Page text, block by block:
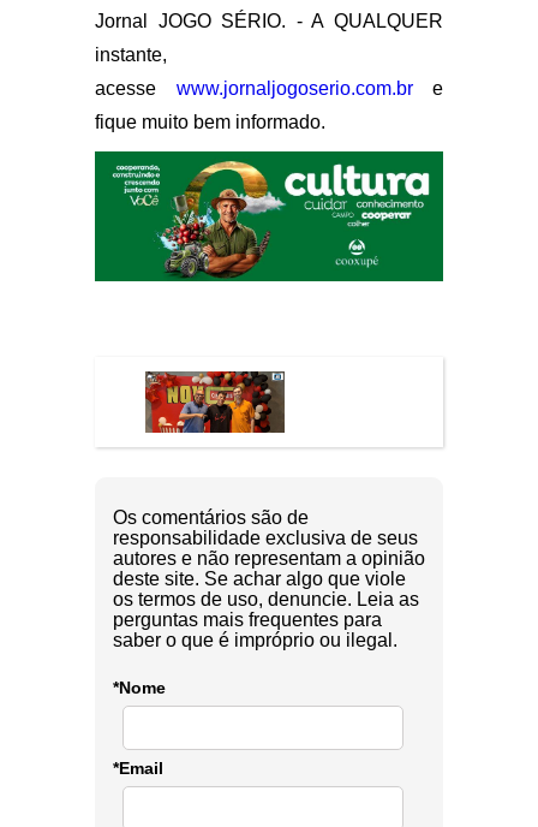
Jornal JOGO SÉRIO. - A QUALQUER
instante,
acesse www.jornaljogoserio.com.bre
fique muito bem informado.
Os comentários são de
responsabilidade exclusiva de seus
autores e não representam a opinião
deste site. Se achar algo que viole
os termos de uso, denuncie. Leia as
perguntas mais frequentes para
saber o que é impróprio ou ilegal.
*Nome
*Email